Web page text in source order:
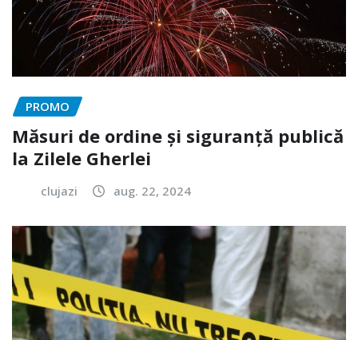
PROMO
Măsuri de ordine și siguranță publică
la Zilele Gherlei
clujazi aug. 22, 2024